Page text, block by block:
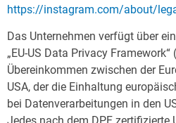
https://instagram.com/about/
Das Unternehmen verfügt über
„EU-US Data Privacy
Übereinkommen zwischen der
USA, der die Einhaltung
bei Datenverarbeitungen in den